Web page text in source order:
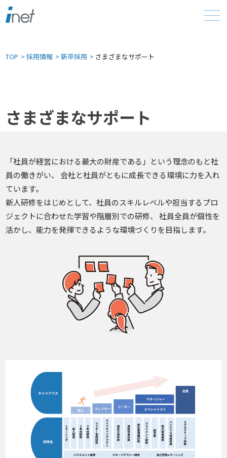
TOP 採用情報 新卒採用 さまざまなサポート
さまざまなサポート
「社員が経営における最大の財産である」という理念のもと社
員の働きがい、
会社と社員がともに成長できる環境に力を入れ
ています。
新人研修をはじめとして、社員のスキルレベルや担当するプロ
ジェクトに合わせた学習や階層別での研修、
社員全員が個性を
活かし、能力を発揮できるような環境づくりを目指します。